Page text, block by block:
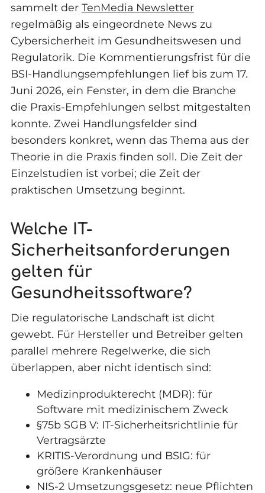
sammelt der TenMedia Newsletter
regelmäßig als eingeordnete News zu
Cybersicherheit im Gesundheitswesen und
Regulatorik. Die Kommentierungsfrist für die
BSI-Handlungsempfehlungen lief bis zum 17.
Juni 2026, ein Fenster, in dem die Branche
die Praxis-Empfehlungen selbst mitgestalten
konnte. Zwei Handlungsfelder sind
besonders konkret, wenn das Thema aus der
Theorie in die Praxis finden soll. Die Zeit der
Einzelstudien ist vorbei; die Zeit der
praktischen Umsetzung beginnt.
Welche IT-
Sicherheitsanforderungen
gelten für
Gesundheitssoftware?
Die regulatorische Landschaft ist dicht
gewebt. Für Hersteller und Betreiber gelten
parallel mehrere Regelwerke, die sich
überlappen, aber nicht identisch sind:
Medizinprodukterecht (MDR): für
Software mit medizinischem Zweck
§75b SGB V: IT-Sicherheitsrichtlinie für
Vertragsärzte
KRITIS-Verordnung und BSIG: für
größere Krankenhäuser
NIS-2 Umsetzungsgesetz: neue Pflichten